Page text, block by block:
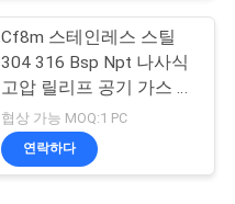
Cf8m 스테인레스 스틸
304 316 Bsp Npt 나사식
고압 릴리프 공기 가스 증
기 물 안전 밸브
협상 가능 MOQ:1 PC
연락하다